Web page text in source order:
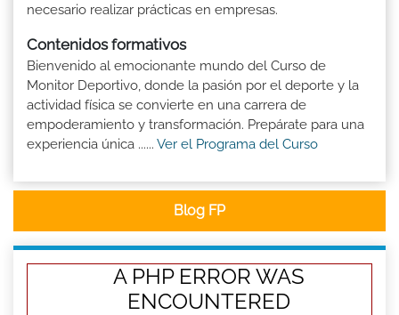
necesario realizar prácticas en empresas.
Contenidos formativos
Bienvenido al emocionante mundo del Curso de
Monitor Deportivo, donde la pasión por el deporte y la
actividad física se convierte en una carrera de
empoderamiento y transformación. Prepárate para una
experiencia única ...... Ver el Programa del Curso
Blog FP
A PHP ERROR WAS
ENCOUNTERED